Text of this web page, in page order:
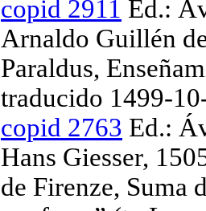
copid 2911 Ed.:
Arnaldo Guillén
Paraldus,
traducido 1499-
copid 2763 Ed.:
Hans Giesser,
de Firenze, Suma